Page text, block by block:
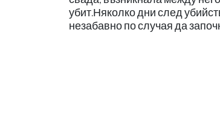
убит.Няколко дни след
незабавно по случая да